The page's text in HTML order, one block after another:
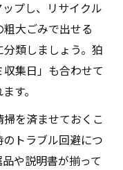
プし、リサイクル
大ごみで出せる
類しましょう。狛
集日」も合わせて
す。
を済ませておくこ
トラブル回避につ
や説明書が揃って